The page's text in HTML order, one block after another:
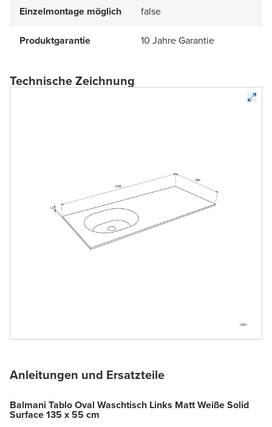
Einzelmontage möglich false
Produktgarantie 10 Jahre Garantie
Technische Zeichnung
Anleitungen und Ersatzteile
Balmani Tablo Oval Waschtisch Links Matt Weiße Solid
Surface 135 x 55 cm